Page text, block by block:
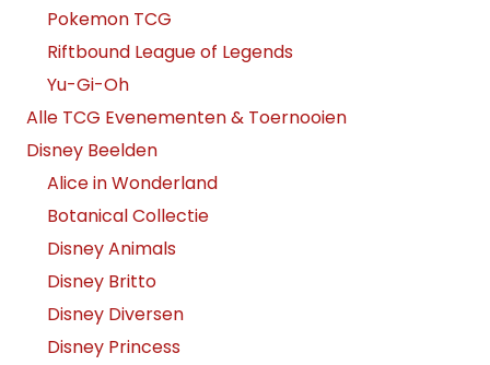
Pokemon TCG
Riftbound League of Legends
Yu-Gi-Oh
Alle TCG Evenementen & Toernooien
Disney Beelden
Alice in Wonderland
Botanical Collectie
Disney Animals
Disney Britto
Disney Diversen
Disney Princess